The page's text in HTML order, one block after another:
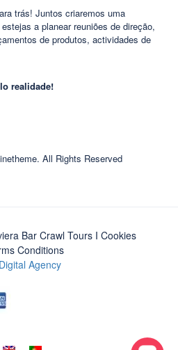
trás! Juntos criaremos uma
a planear reuniões de direção,
de produtos, actividades de
realidade!
All Rights Reserved
Bar Crawl Tours I Cookies
Conditions
Agency